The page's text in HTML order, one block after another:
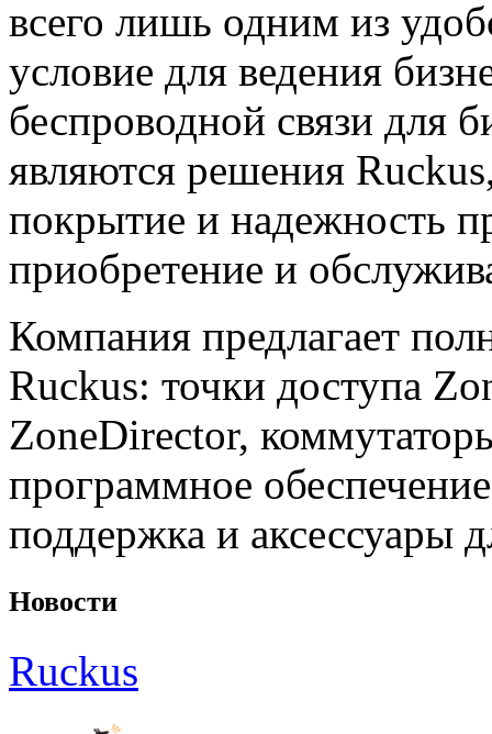
всего лишь одним из
условие для ведения
беспроводной связи для
являются решения
покрытие и надежность
приобретение и
Компания предлагает
Ruckus: точки доступа
ZoneDirector,
программное
поддержка и аксессуары
Новости
Ruckus